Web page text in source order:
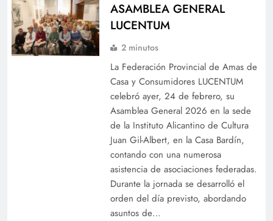
ASAMBLEA GENERAL
LUCENTUM
2 minutos
La Federación Provincial de Amas de
Casa y Consumidores LUCENTUM
celebró ayer, 24 de febrero, su
Asamblea General 2026 en la sede
de la Instituto Alicantino de Cultura
Juan Gil-Albert, en la Casa Bardín,
contando con una numerosa
asistencia de asociaciones federadas.
Durante la jornada se desarrolló el
orden del día previsto, abordando
asuntos de…